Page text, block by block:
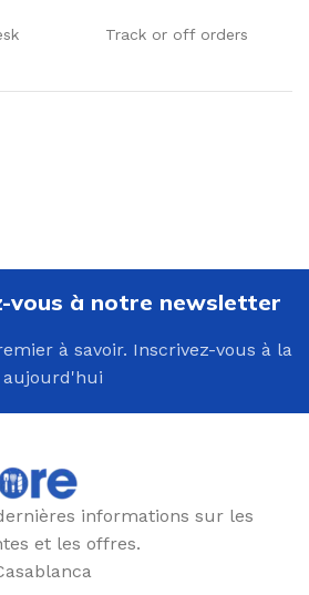
Track or off orders
vous à notre newsletter
à savoir. Inscrivez-vous à la
informations sur les
et les offres.